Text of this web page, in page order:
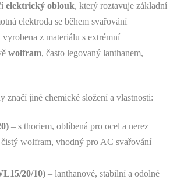
í
p
r
v
ý
i
s
elektrický oblouk, který roztavuje základní
elektroda se během svařování
z materiálu s extrémní
wolfram, často legovaný lanthanem,
značí jiné chemické složení a vlastnosti:
– s thoriem, oblíbená pro ocel a nerez
wolfram, vhodný pro AC svařování
20/10) – lanthanové, stabilní a odolné